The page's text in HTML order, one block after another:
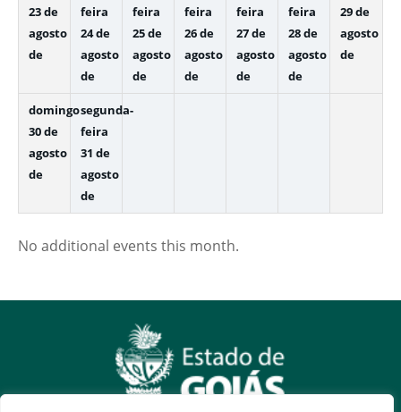
23 de
agosto
de
feira
24 de
agosto
de
feira
25 de
agosto
de
feira
26 de
agosto
de
feira
27 de
agosto
de
feira
28 de
agosto
de
29 de
agosto
de
domingo
30 de
agosto
de
segunda-
feira
31 de
agosto
de
No additional events this month.